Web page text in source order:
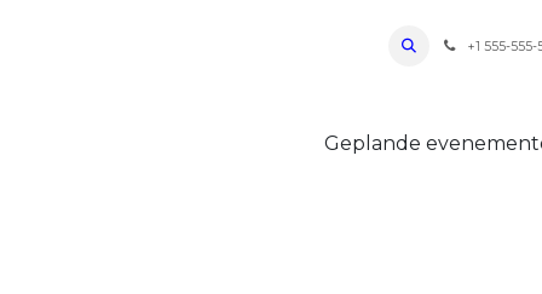
Bevoorradingen FAQ+1 555-555-
Geplande